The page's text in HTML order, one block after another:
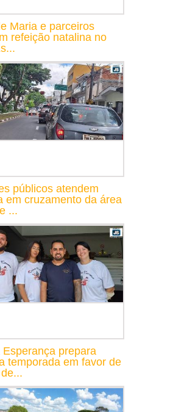
Maria e parceiros
refeição natalina no
públicos atendem
em cruzamento da área
...
Esperança prepara
temporada em favor de